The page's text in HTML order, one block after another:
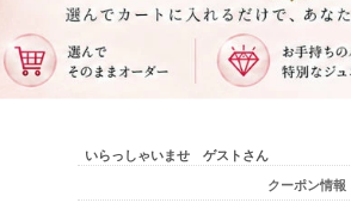
いらっしゃいませ ゲストさん
クーポン情報